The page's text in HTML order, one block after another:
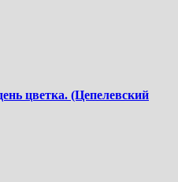
цветка. (Цепелевский